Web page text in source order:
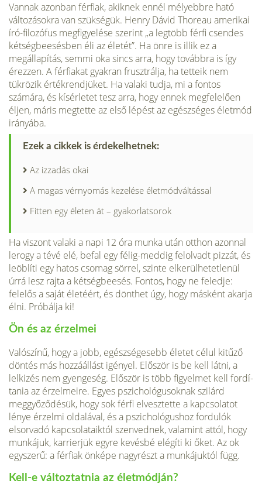
Vannak azonban férfiak, akiknek ennél mélyebbre ható
változásokra van szükségük. Henry Dávid Thoreau amerikai
író-filozófus megfigyelése szerint „a legtöbb férfi csendes
kétség­beesésben éli az életét”. Ha önre is il­lik ez a
megállapítás, semmi oka sincs arra, hogy továbbra is így
érezzen. A férfiakat gyakran frusztrálja, ha tet­teik nem
tükrözik értékrendjüket. Ha valaki tudja, mi a fontos
számára, és kísérletet tesz arra, hogy ennek meg­felelően
éljen, máris megtette az első lépést az egészséges életmód
irányába.
Ezek a cikkek is érdekelhetnek:
Az izzadás okai
A magas vérnyomás kezelése életmódváltással
Fitten egy életen át – gyakorlatsorok
Ha viszont valaki a napi 12 óra munka után otthon azonnal
lerogy a tévé elé, befal egy félig-meddig felol­vadt pizzát, és
leöblíti egy hatos cso­mag sörrel, szinte elkerülhetetlenül
úrrá lesz rajta a kétségbeesés. Fontos, hogy ne feledje:
felelős a saját életéért, és dönthet úgy, hogy másként akarja
élni. Próbálja ki!
Ön és az érzelmei
Valószínű, hogy a jobb, egészségesebb életet célul kitűző
döntés más hozzá­állást igényel. Először is be kell látni, a
lelkizés nem gyengeség. Először is több figyelmet kell fordí­
tania az érzelmeire. Egyes pszicholó­gusoknak szilárd
meggyőződésük, hogy sok férfi elvesztette a kapcsola­tot
lénye érzelmi oldalával, és a pszi­chológushoz fordulók
elsorvadó kap­csolataiktól szenvednek, valamint at­tól, hogy
munkájuk, karrierjük egyre kevésbé elégíti ki őket. Az ok
egysze­rű: a férfiak önképe nagyrészt a mun­kájuktól függ.
Kell-e változtatnia az életmódján?